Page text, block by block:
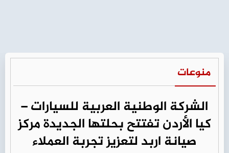
منوعات
الشركة الوطنية العربية للسيارات –
كيا الأردن تفتتح بحلتها الجديدة مركز
صيانة اربد لتعزيز تجربة العملاء